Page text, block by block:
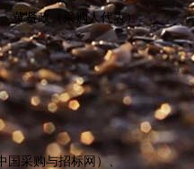
黄贤政（采购人代表）。
国采购与招标网）、